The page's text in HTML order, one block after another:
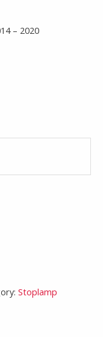
– 2020
Stoplamp